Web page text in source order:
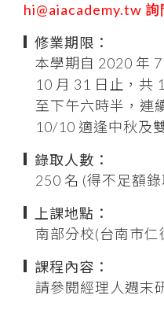
hi@aiacademy.tw 詢
修業期限：
本學期自 2020 年
10 月 31 日止，共
至下午六時半，連
10/10 適逢中秋及
錄取人數：
250 名 (得不足額錄
上課地點：
南部分校(台南市仁
課程內容：
請參閱經理人週末